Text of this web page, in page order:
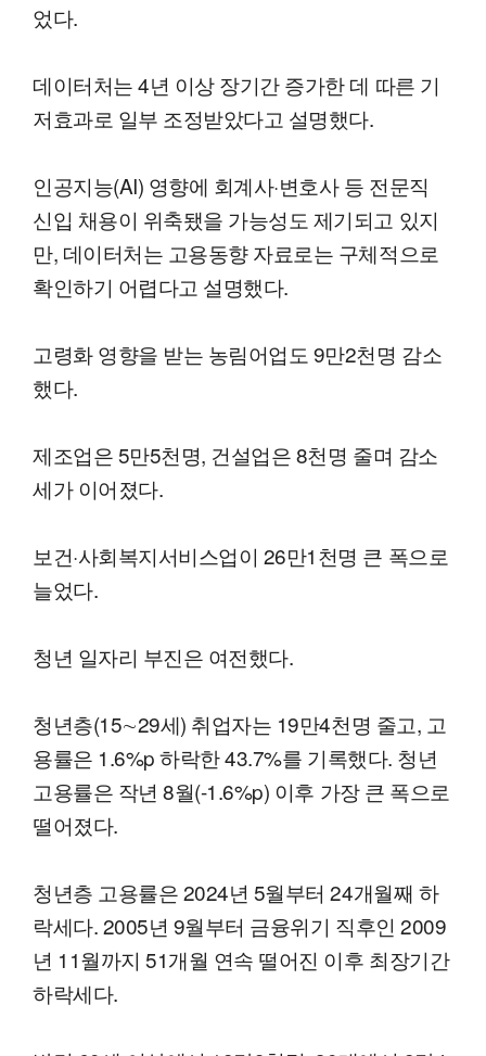
었다.
데이터처는 4년 이상 장기간 증가한 데 따른 기
저효과로 일부 조정받았다고 설명했다.
인공지능(AI) 영향에 회계사·변호사 등 전문직
신입 채용이 위축됐을 가능성도 제기되고 있지
만, 데이터처는 고용동향 자료로는 구체적으로
확인하기 어렵다고 설명했다.
고령화 영향을 받는 농림어업도 9만2천명 감소
했다.
제조업은 5만5천명, 건설업은 8천명 줄며 감소
세가 이어졌다.
보건·사회복지서비스업이 26만1천명 큰 폭으로
늘었다.
청년 일자리 부진은 여전했다.
청년층(15∼29세) 취업자는 19만4천명 줄고, 고
용률은 1.6%p 하락한 43.7%를 기록했다. 청년
고용률은 작년 8월(-1.6%p) 이후 가장 큰 폭으로
떨어졌다.
청년층 고용률은 2024년 5월부터 24개월째 하
락세다. 2005년 9월부터 금융위기 직후인 2009
년 11월까지 51개월 연속 떨어진 이후 최장기간
하락세다.